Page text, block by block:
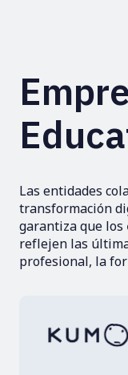
Las entidades
transformación
garantiza que los
reflejen las
profesional, la